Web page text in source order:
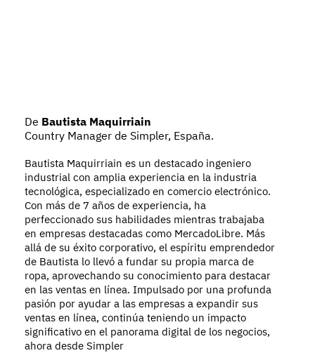
De Bautista Maquirriain
Country Manager de Simpler, España.
Bautista Maquirriain es un destacado ingeniero
industrial con amplia experiencia en la industria
tecnológica, especializado en comercio electrónico.
Con más de 7 años de experiencia, ha
perfeccionado sus habilidades mientras trabajaba
en empresas destacadas como MercadoLibre. Más
allá de su éxito corporativo, el espíritu emprendedor
de Bautista lo llevó a fundar su propia marca de
ropa, aprovechando su conocimiento para destacar
en las ventas en línea. Impulsado por una profunda
pasión por ayudar a las empresas a expandir sus
ventas en línea, continúa teniendo un impacto
significativo en el panorama digital de los negocios,
ahora desde Simpler